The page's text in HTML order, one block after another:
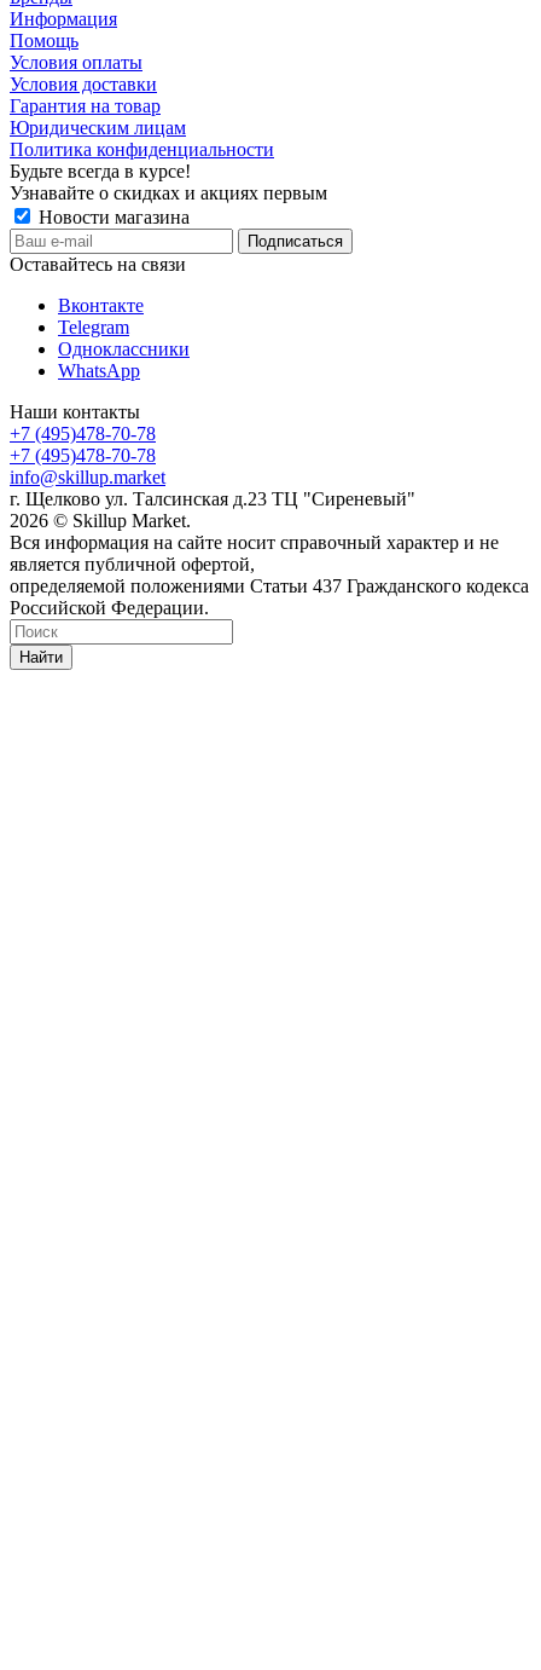
Информация
Помощь
Условия оплаты
Условия доставки
Гарантия на товар
Юридическим лицам
Политика конфиденциальности
Будьте всегда в курсе!
Узнавайте о скидках и акциях первым
Новости магазина
Оставайтесь на связи
Вконтакте
Telegram
Одноклассники
WhatsApp
Наши контакты
+7 (495)478-70-78
+7 (495)478-70-78
info@skillup.market
г. Щелково ул. Талсинская д.23 ТЦ "Сиреневый"
2026 © Skillup Market.
Вся информация на сайте носит справочный характер и не
является публичной офертой,
определяемой положениями Статьи 437 Гражданского кодекса
Российской Федерации.
Найти